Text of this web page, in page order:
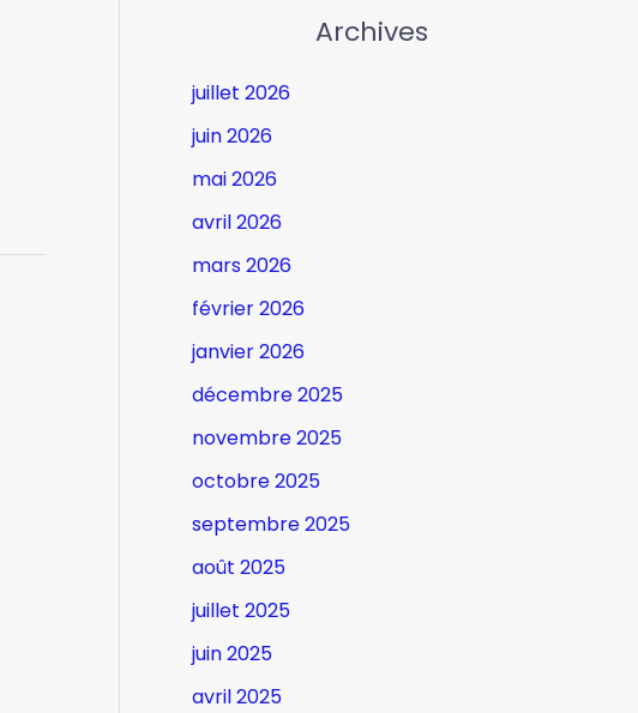
Archives
juillet 2026
juin 2026
mai 2026
avril 2026
mars 2026
février 2026
janvier 2026
décembre 2025
novembre 2025
octobre 2025
septembre 2025
août 2025
juillet 2025
juin 2025
avril 2025